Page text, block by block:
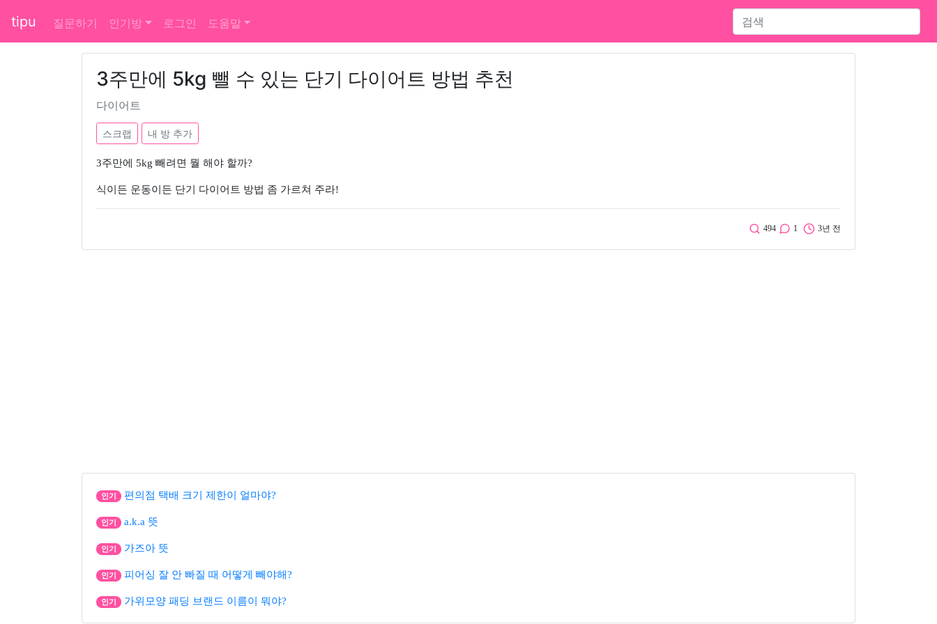
tipu 질문하기 인기방 로그인 도움말
3주만에 5kg 뺄 수 있는 단기 다이어트 방법 추천
다이어트
스크랩 내 방 추가
3주만에 5kg 빼려면 뭘 해야 할까?
식이든 운동이든 단기 다이어트 방법 좀 가르쳐 주라!
494 1 3년 전
인기 편의점 택배 크기 제한이 얼마야?
인기 a.k.a 뜻
인기 가즈아 뜻
인기 피어싱 잘 안 빠질 때 어떻게 빼야해?
인기 가위모양 패딩 브랜드 이름이 뭐야?